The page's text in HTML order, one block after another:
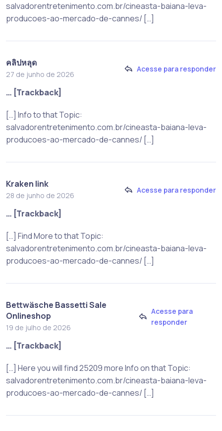
salvadorentretenimento.com.br/cineasta-baiana-leva-
producoes-ao-mercado-de-cannes/ […]
คลิปหลุด
27 de junho de 2026
Acesse para responder
… [Trackback]
[…] Info to that Topic:
salvadorentretenimento.com.br/cineasta-baiana-leva-
producoes-ao-mercado-de-cannes/ […]
Kraken link
28 de junho de 2026
Acesse para responder
… [Trackback]
[…] Find More to that Topic:
salvadorentretenimento.com.br/cineasta-baiana-leva-
producoes-ao-mercado-de-cannes/ […]
Bettwäsche Bassetti Sale
Onlineshop
19 de julho de 2026
Acesse para
responder
… [Trackback]
[…] Here you will find 25209 more Info on that Topic:
salvadorentretenimento.com.br/cineasta-baiana-leva-
producoes-ao-mercado-de-cannes/ […]